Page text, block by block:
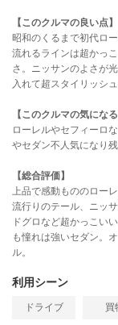
【このクルマの良い点】
昭和のくるまで初代ロ
流れるラインは超かっ
さ。ニッサンのよさが
入れて超スタイリッシ
【このクルマの気になる
ローレルやセフィーロ
やセダン不人気になり残
【総合評価】
上品で感動もののロー
流行りのテール、ニッ
ドグロなど超かっこい
も憧れは強いセダン。
ル。
利用シーン
ドライブ 買